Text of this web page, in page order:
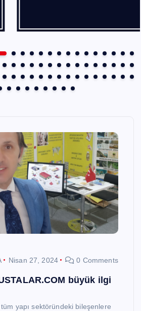
Nisan 27, 2024 0 Comments
büyük ilgi
yapı sektöründeki bileşenlere